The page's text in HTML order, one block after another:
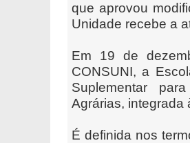
que aprovou
Unidade recebe a
Em 19 de
CONSUNI, a
Suplementar
Agrárias, integrada
É definida nos